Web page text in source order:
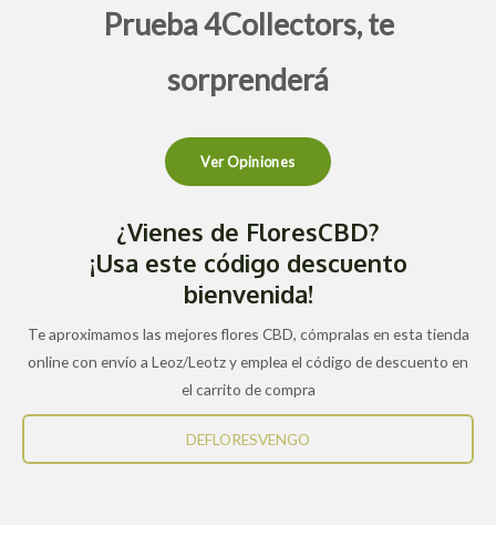
Prueba 4Collectors, te
sorprenderá
Ver Opiniones
¿Vienes de FloresCBD?
¡Usa este código descuento
bienvenida!
Te aproximamos las mejores flores CBD, cómpralas en esta tienda
online con envío a Leoz/Leotz y emplea el código de descuento en
el carrito de compra
DEFLORESVENGO